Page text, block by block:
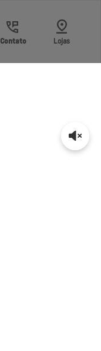
Contato Lojas